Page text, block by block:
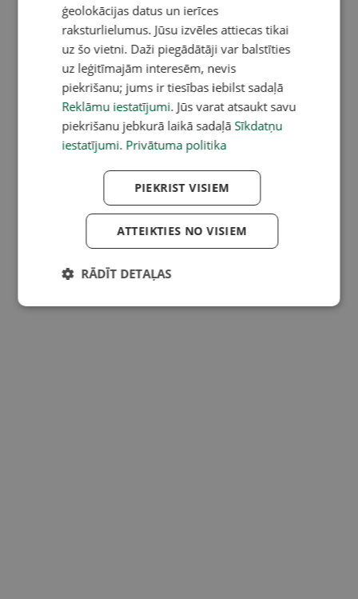
ģeolokācijas datus un ierīces
raksturlielumus. Jūsu izvēles attiecas tikai
uz šo vietni. Daži piegādātāji var balstīties
uz leģitīmajām interesēm, nevis
piekrišanu; jums ir tiesības iebilst sadaļā
Reklāmu iestatījumi. Jūs varat atsaukt savu
piekrišanu jebkurā laikā sadaļā Sīkdatņu
iestatījumi. Privātuma politika
PIEKRIST VISIEM
ATTEIKTIES NO VISIEM
RĀDĪT DETAĻAS